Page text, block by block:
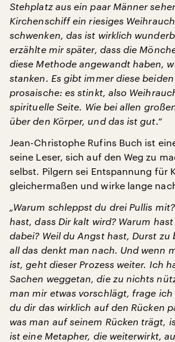
Stehplatz aus ein paar Männer
Kirchenschiff ein riesiges
schwenken, das ist wirklich
erzählte mir später, dass die
diese Methode angewandt haben,
stanken. Es gibt immer diese
prosaische: es stinkt, also
spirituelle Seite. Wie bei allen
über den Körper, und das ist gut.“
Jean-Christophe Rufins Buch ist
seine Leser, sich auf den Weg zu
selbst. Pilgern sei Entspannung für
gleichermaßen und wirke lange
„Warum schleppst du drei Pullis
hast, dass Dir kalt wird? Warum
dabei? Weil du Angst hast, Durst zu
all das denkt man nach. Und wenn
ist, geht dieser Prozess weiter. Ich
Sachen weggetan, die zu nichts
man mir etwas vorschlägt, frage
du dir das wirklich auf den Rücken
was man auf seinem Rücken trägt,
ist eine Metapher, die weiterwirkt,